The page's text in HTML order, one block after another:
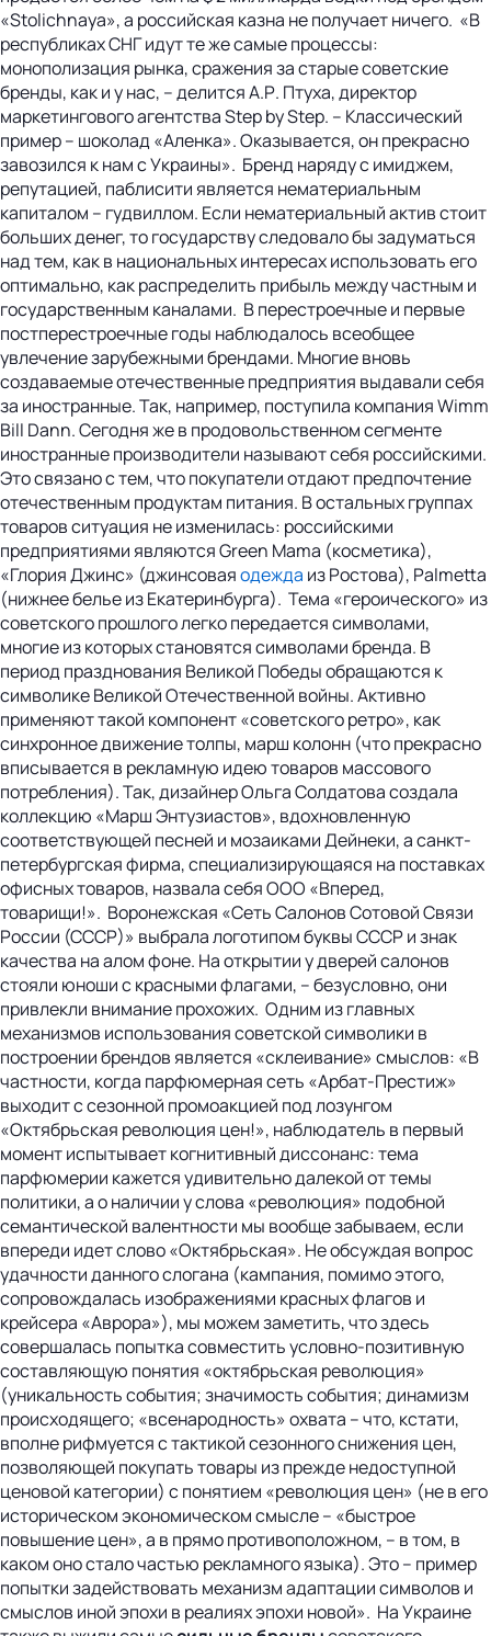
«Stolichnaya», а российская казна не получает ничего. «В
республиках СНГ идут те же самые процессы:
монополизация рынка, сражения за старые советские
бренды, как и у нас, – делится А.Р. Птуха, директор
маркетингового агентства Step by Step. – Классический
пример – шоколад «Аленка». Оказывается, он прекрасно
завозился к нам с Украины». Бренд наряду с имиджем,
репутацией, паблисити является нематериальным
капиталом – гудвиллом. Если нематериальный актив стоит
больших денег, то государству следовало бы задуматься
над тем, как в национальных интересах использовать его
оптимально, как распределить прибыль между частным и
государственным каналами. В перестроечные и первые
постперестроечные годы наблюдалось всеобщее
увлечение зарубежными брендами. Многие вновь
создаваемые отечественные предприятия выдавали себя
за иностранные. Так, например, поступила компания Wimm
Bill Dann. Сегодня же в продовольственном сегменте
иностранные производители называют себя российскими.
Это связано с тем, что покупатели отдают предпочтение
отечественным продуктам питания. В остальных группах
товаров ситуация не изменилась: российскими
предприятиями являются Green Mama (косметика),
«Глория Джинс» (джинсоваяодежда из Ростова), Palmetta
(нижнее белье из Екатеринбурга). Тема «героического» из
советского прошлого легко передается символами,
многие из которых становятся символами бренда. В
период празднования Великой Победы обращаются к
символике Великой Отечественной войны. Активно
применяют такой компонент «советского ретро», как
синхронное движение толпы, марш колонн (что прекрасно
вписывается в рекламную идею товаров массового
потребления). Так, дизайнер Ольга Солдатова создала
коллекцию «Марш Энтузиастов», вдохновленную
соответствующей песней и мозаиками Дейнеки, а санкт-
петербургская фирма, специализирующаяся на поставках
офисных товаров, назвала себя ООО «Вперед,
товарищи!». Воронежская «Сеть Салонов Сотовой Связи
России (СССР)» выбрала логотипом буквы СССР и знак
качества на алом фоне. На открытии у дверей салонов
стояли юноши с красными флагами, – безусловно, они
привлекли внимание прохожих. Одним из главных
механизмов использования советской символики в
построении брендов является «склеивание» смыслов: «В
частности, когда парфюмерная сеть «Арбат-Престиж»
выходит с сезонной промоакцией под лозунгом
«Октябрьская революция цен!», наблюдатель в первый
момент испытывает когнитивный диссонанс: тема
парфюмерии кажется удивительно далекой от темы
политики, а о наличии у слова «революция» подобной
семантической валентности мы вообще забываем, если
впереди идет слово «Октябрьская». Не обсуждая вопрос
удачности данного слогана (кампания, помимо этого,
сопровождалась изображениями красных флагов и
крейсера «Аврора»), мы можем заметить, что здесь
совершалась попытка совместить условно-позитивную
составляющую понятия «октябрьская революция»
(уникальность события; значимость события; динамизм
происходящего; «всенародность» охвата – что, кстати,
вполне рифмуется с тактикой сезонного снижения цен,
позволяющей покупать товары из прежде недоступной
ценовой категории) с понятием «революция цен» (не в его
историческом экономическом смысле – «быстрое
повышение цен», а в прямо противоположном, – в том, в
каком оно стало частью рекламного языка). Это – пример
попытки задействовать механизм адаптации символов и
смыслов иной эпохи в реалиях эпохи новой». На Украине